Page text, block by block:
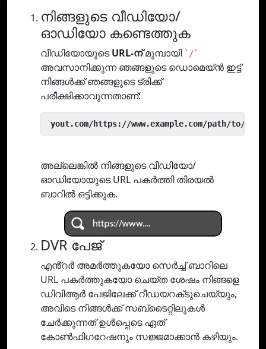
നിങ്ങളുടെ വീഡിയോ/
ഓഡിയോ കണ്ടെത്തുക
വീഡിയോയുടെURL-ന്മുമ്പായി `/`
അവസാനിക്കുന്ന ഞങ്ങളുടെ ഡൊമെയ്ൻ ഇട്ട്
നിങ്ങൾക്ക് ഞങ്ങളുടെ ട്രിക്ക്
പരീക്ഷിക്കാവുന്നതാണ്:
yout.com/https://www.example.com/path/to/
അല്ലെങ്കിൽ നിങ്ങളുടെ വീഡിയോ/
ഓഡിയോയുടെ URL പകർത്തി തിരയൽ
ബാറിൽ ഒട്ടിക്കുക.
DVR പേജ്
എൻ്റർ അമർത്തുകയോ സെർച്ച് ബാറിലെ
URL പകർത്തുകയോ ചെയ്‌ത ശേഷം നിങ്ങളെ
ഡിവിആർ പേജിലേക്ക് റീഡയറക്‌ടുചെയ്യും,
അവിടെ നിങ്ങൾക്ക് സബ്‌ടൈറ്റിലുകൾ
ചേർക്കുന്നത് ഉൾപ്പെടെ ഏത്
കോൺഫിഗറേഷനും സജ്ജമാക്കാൻ കഴിയും.